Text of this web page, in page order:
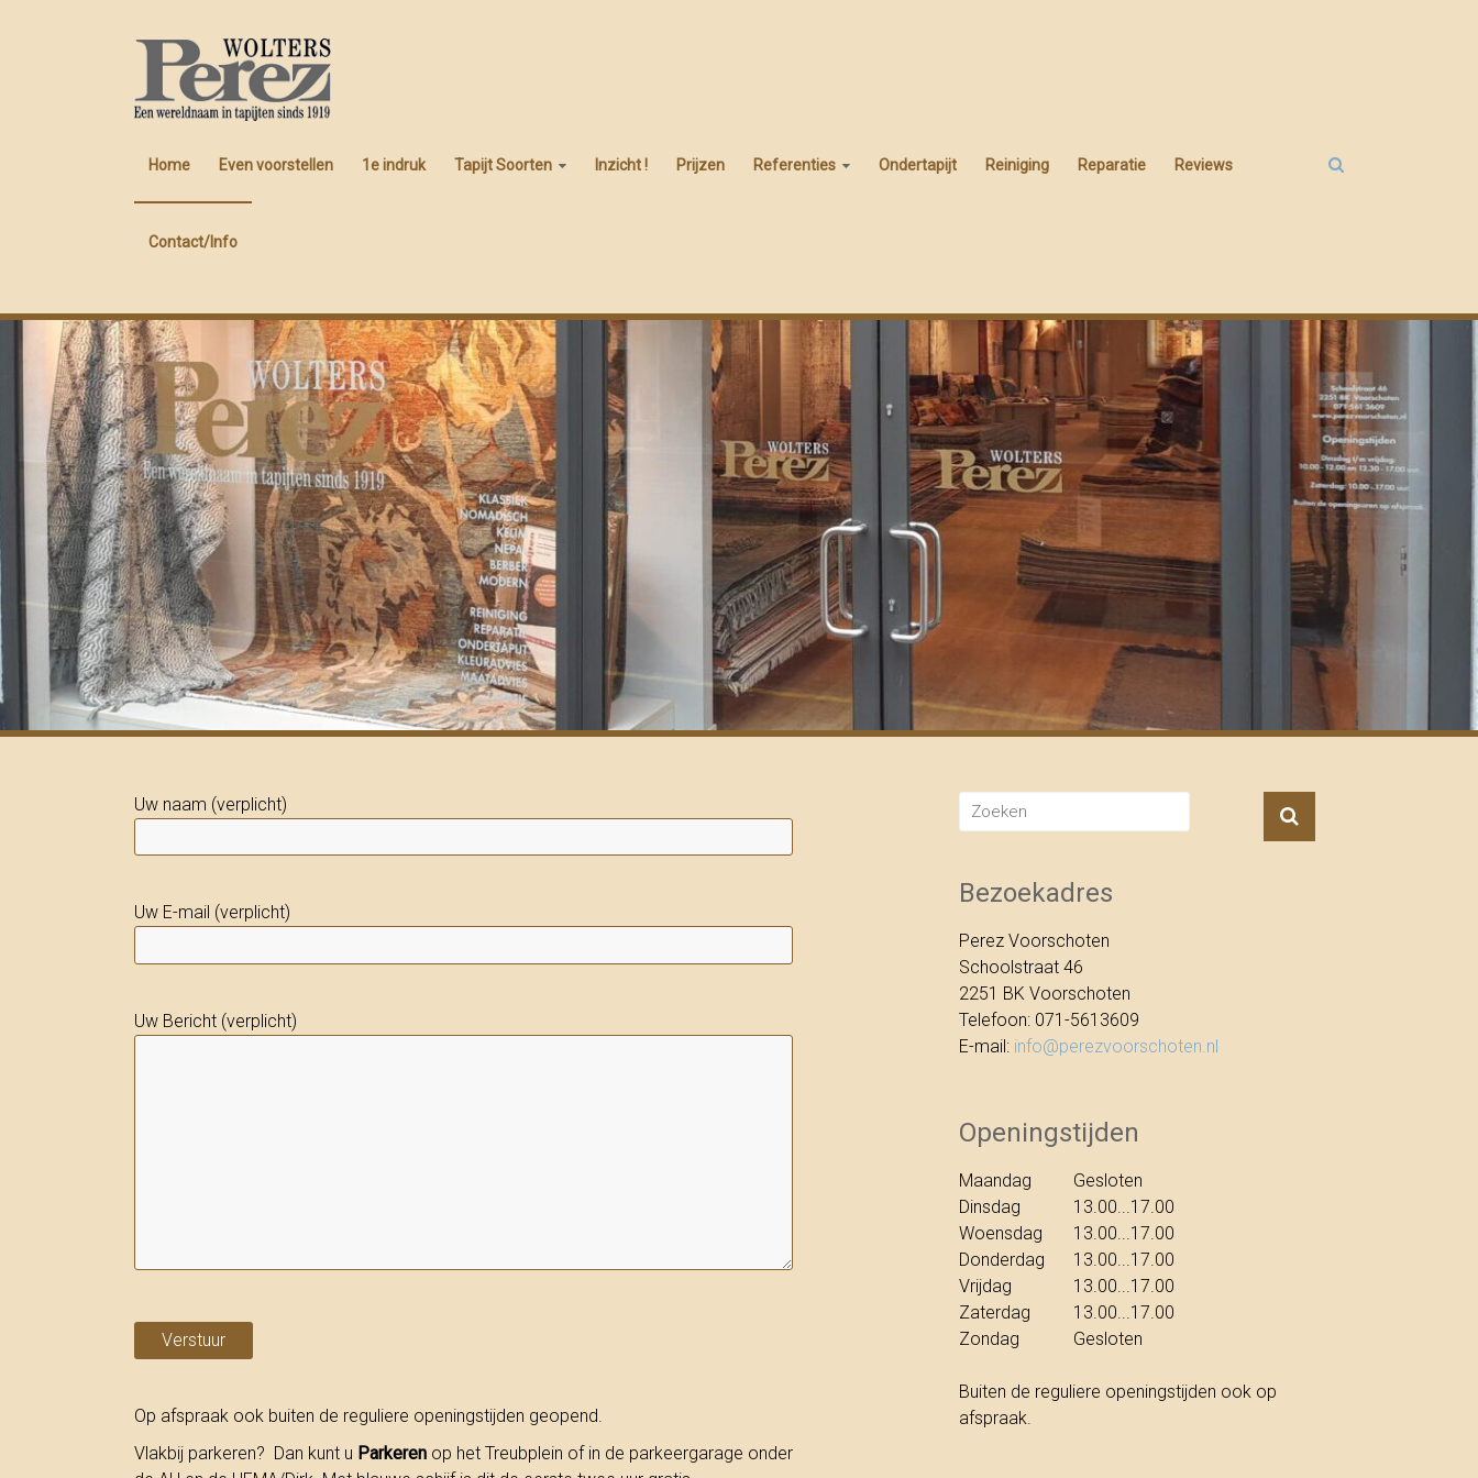
Perez
Voorschoten
Home Even voorstellen 1e indruk Tapijt Soorten Inzicht ! Prijzen Referenties Ondertapijt Reiniging Reparatie Reviews
Contact/Info
Uw naam (verplicht)
Uw E-mail (verplicht)
Uw Bericht (verplicht)
Op afspraak ook buiten de reguliere openingstijden geopend.
Vlakbij parkeren? Dan kunt u Parkeren op het Treubplein of in de parkeergarage onder
Bezoekadres
Perez Voorschoten
Schoolstraat 46
2251 BK Voorschoten
Telefoon: 071-5613609
E-mail: info@perezvoorschoten.nl
Openingstijden
Maandag
Gesloten
Dinsdag
13.00...17.00
Woensdag
13.00...17.00
Donderdag
13.00...17.00
Vrijdag
13.00...17.00
Zaterdag
13.00...17.00
Zondag
Gesloten
Buiten de reguliere openingstijden ook op
afspraak.